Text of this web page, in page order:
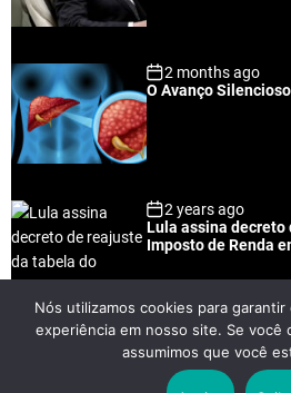
r
2 months ago
O Avanço
2 years ago
Lula assina decreto
Imposto de Renda
2 years ago
Lei Rouanet e
que Lula pediu
Nós utilizamos cookies para
experiência em nosso site. Se você
assumimos que você